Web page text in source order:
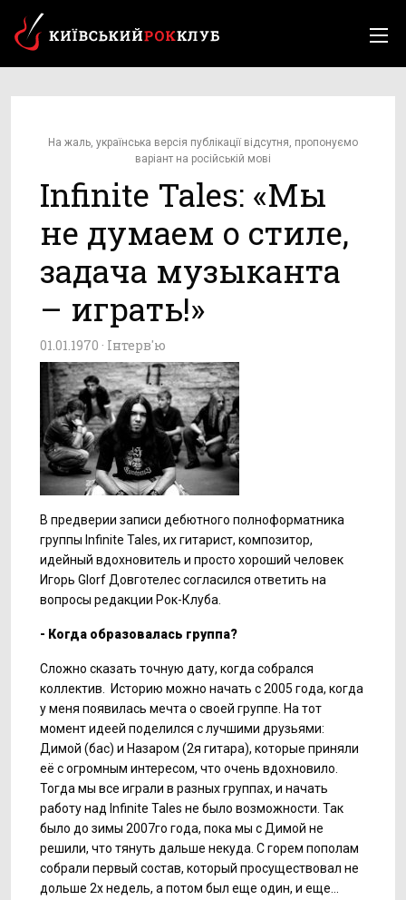
На жаль, українська версія публікації відсутня, пропонуємо
варіант на російській мові
Infinite Tales: «Мы
не думаем о стиле,
задача музыканта
– играть!»
01.01.1970 · Інтерв'ю
В предверии записи дебютного полноформатника
группы Infinite Tales, их гитарист, композитор,
идейный вдохновитель и просто хороший человек
Игорь Glorf Довготелес согласился ответить на
вопросы редакции Рок-Клуба.
- Когда образовалась группа?
Сложно сказать точную дату, когда собрался
коллектив. Историю можно начать с 2005 года, когда
у меня появилась мечта о своей группе. На тот
момент идеей поделился с лучшими друзьями:
Димой (бас) и Назаром (2я гитара), которые приняли
её с огромным интересом, что очень вдохновило.
Тогда мы все играли в разных группах, и начать
работу над Infinite Tales не было возможности. Так
было до зимы 2007го года, пока мы с Димой не
решили, что тянуть дальше некуда. С горем пополам
собрали первый состав, который просуществовал не
дольше 2х недель, а потом был еще один, и еще…